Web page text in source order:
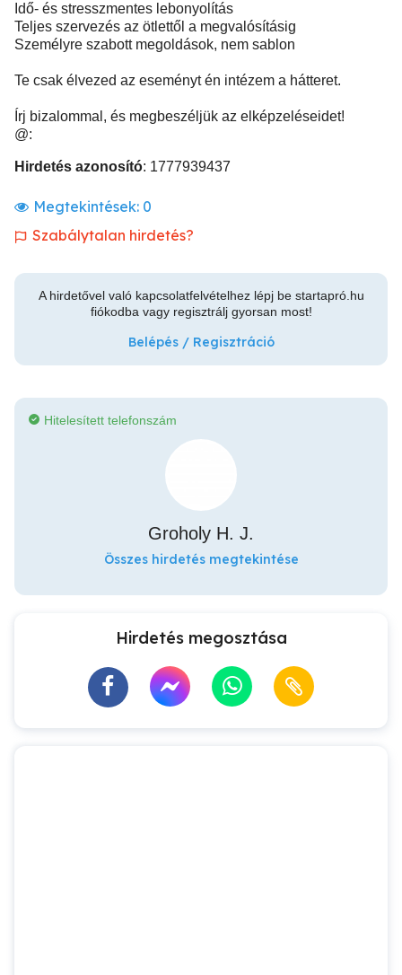
Idő- és stresszmentes lebonyolítás
Teljes szervezés az ötlettől a megvalósításig
Személyre szabott megoldások, nem sablon
Te csak élvezed az eseményt én intézem a hátteret.
Írj bizalommal, és megbeszéljük az elképzeléseidet!
@:
Hirdetés azonosító: 1777939437
Megtekintések: 0
Szabálytalan hirdetés?
A hirdetővel való kapcsolatfelvételhez lépj be startapró.hu
fiókodba vagy regisztrálj gyorsan most!
Belépés / Regisztráció
Hitelesített telefonszám
Groholy H. J.
Összes hirdetés megtekintése
Hirdetés megosztása